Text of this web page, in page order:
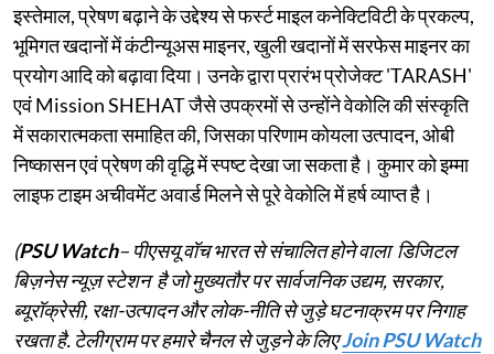
इस्तेमाल, प्रेषण बढ़ाने के उद्देश्य से फर्स्ट माइल कनेक्टिविटी के प्रकल्प,
भूमिगत खदानों में कंटीन्यूअस माइनर, खुली खदानों में सरफेस माइनर का
प्रयोग आदि को बढ़ावा दिया। उनके द्वारा प्रारंभ प्रोजेक्ट 'TARASH'
एवं Mission SHEHAT जैसे उपक्रमों से उन्होंने वेकोलि की संस्कृति
में सकारात्मकता समाहित की, जिसका परिणाम कोयला उत्पादन, ओबी
निष्कासन एवं प्रेषण की वृद्धि में स्पष्ट देखा जा सकता है। कुमार को इम्मा
लाइफ टाइम अचीवमेंट अवार्ड मिलने से पूरे वेकोलि में हर्ष व्याप्त है।
(PSU Watch– पीएसयू वॉच भारत से संचालित होने वाला डिजिटल
बिज़नेस न्यूज़ स्टेशन है जो मुख्यतौर पर सार्वजनिक उद्यम, सरकार,
ब्यूरॉक्रेसी, रक्षा-उत्पादन और लोक-नीति से जुड़े घटनाक्रम पर निगाह
रखता है. टेलीग्राम पर हमारे चैनल से जुड़ने के लिएJoin PSU Watch